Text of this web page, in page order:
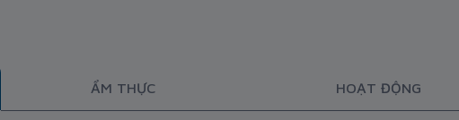
ẨM THỰC HOẠT ĐỘNG